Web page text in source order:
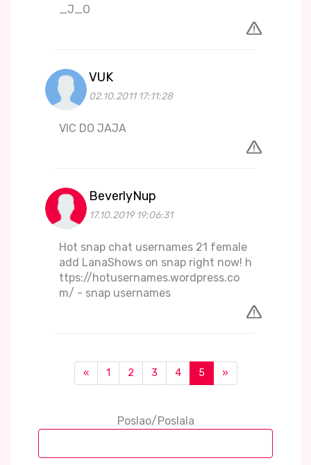
_J_O
VUK
02.10.2011 17:11:28
VIC DO JAJA
BeverlyNup
17.10.2019 19:06:31
Hot snap chat usernames 21 female
add LanaShows on snap right now! h
ttps://hotusernames.wordpress.co
m/ - snap usernames
« 1 2 3 4 5 »
Poslao/Poslala